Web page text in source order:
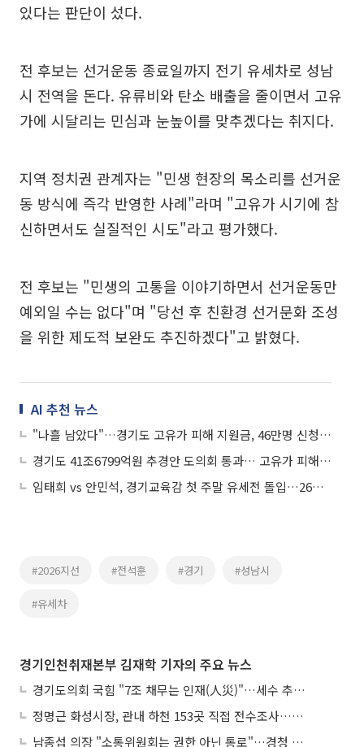
있다는 판단이 섰다.
전 후보는 선거운동 종료일까지 전기 유세차로 성남
시 전역을 돈다. 유류비와 탄소 배출을 줄이면서 고유
가에 시달리는 민심과 눈높이를 맞추겠다는 취지다.
지역 정치권 관계자는 "민생 현장의 목소리를 선거운
동 방식에 즉각 반영한 사례"라며 "고유가 시기에 참
신하면서도 실질적인 시도"라고 평가했다.
전 후보는 "민생의 고통을 이야기하면서 선거운동만
예외일 수는 없다"며 "당선 후 친환경 선거문화 조성
을 위한 제도적 보완도 추진하겠다"고 밝혔다.
AI 추천 뉴스
"나흘 남았다"…경기도 고유가 피해 지원금, 46만명 신청 완료·지역화폐 선택 급증
경기도 41조6799억원 추경안 도의회 통과… 고유가 피해 지원금 1조1335억원 편성
임태희 vs 안민석, 경기교육감 첫 주말 유세전 돌입…26일 SBS 토론서 진검승부
#2026지선 #전석훈 #경기 #성남시
#유세차
경기인천취재본부 김재학 기자의 주요 뉴스
경기도의회 국힘 "7조 채무는 인재(人災)"…세수 추계 조작 의혹 제기
정명근 화성시장, 관내 하천 153곳 직접 전수조사…불법시설 정비
남종섭 의장 "소통위원회는 권한 아닌 통로"…경청 의회 만든다